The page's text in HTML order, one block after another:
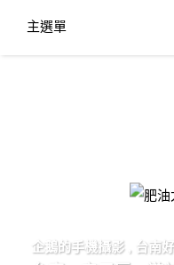
主選單
企鵝的手機攝影 台南